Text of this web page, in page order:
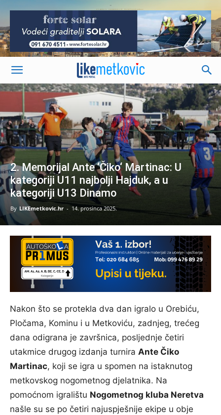
-
2. Memorijal Ante ‘Čiko‘ Martinac: U
kategoriji U11 najbolji Hajduk, a u
kategoriji U13 Dinamo
By LIKEmetkovic.hr - 14. prosinca 2025.
Nakon što se protekla dva dan igralo u Orebiću,
Pločama, Kominu i u Metkoviću, zadnjeg, trećeg
dana odigrana je završnica, posljednje četiri
utakmice drugog izdanja turnira Ante Čiko
Martinac, koji se igra u spomen na istaknutog
metkovskog nogometnog djelatnika. Na
pomoćnom igralištu Nogometnog kluba Neretva
našle su se po četiri najuspješnije ekipe u obje